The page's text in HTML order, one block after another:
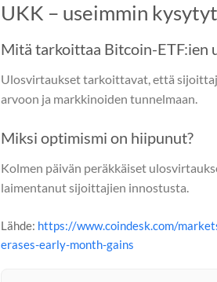
UKK – useimmin kysytyt
Mitä tarkoittaa Bitcoin-ETF:ien
Ulosvirtaukset tarkoittavat, että
arvoon ja markkinoiden tunnelmaan.
Miksi optimismi on hiipunut?
Kolmen päivän peräkkäiset
laimentanut sijoittajien innostusta.
Lähde: https://www.coindesk.com/
erases-early-month-gains